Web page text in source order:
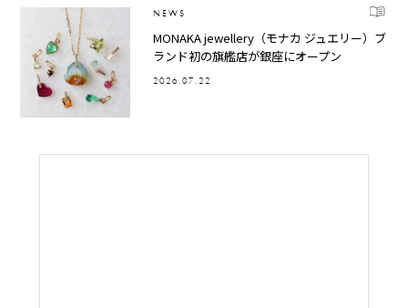
NEWS
MONAKA jewellery（モナカ ジュエリー）ブ
ランド初の旗艦店が銀座にオープン
2026.07.22